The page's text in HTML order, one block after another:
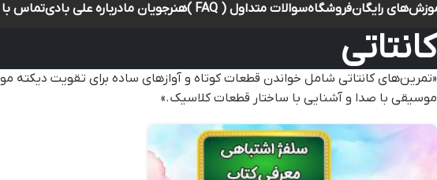
رایگانفروشگاهسوالات متداول ( FAQ ) هنرجویان مادرباره علی بادیتماس با
کانتاتی
«تمرین‌های کانتاتی شامل خواندن قطعات کوتاه و آوازهای ساده برای تقویت دیکته
موسیقی با صدا و آشنایی با ساختار قطعات کلاسیک.»